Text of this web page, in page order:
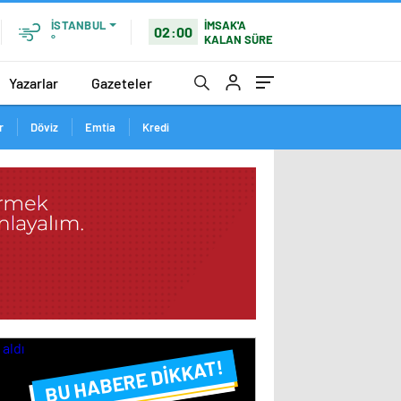
İSTANBUL
°
02:00
İMSAK'A
KALAN SÜRE
Yazarlar Gazeteler
Döviz Emtia Kredi
SON DAKİKA
FLAŞ FLAŞ...
BU HABERE DİKKAT!